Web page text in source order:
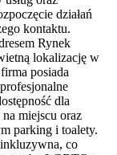
działań
kontaktu.
Rynek
lokalizację w
posiada
dla
miejscu oraz
parking i toalety.
co